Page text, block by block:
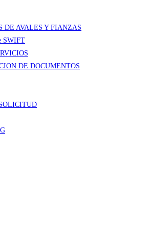
DE AVALES Y FIANZAS
SWIFT
DE DOCUMENTOS